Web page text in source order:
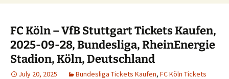
FC Köln – VfB Stuttgart Tickets Kaufen,
2025-09-28, Bundesliga, RheinEnergie
Stadion, Köln, Deutschland
July 20, 2025 Bundesliga Tickets Kaufen, FC Köln Tickets